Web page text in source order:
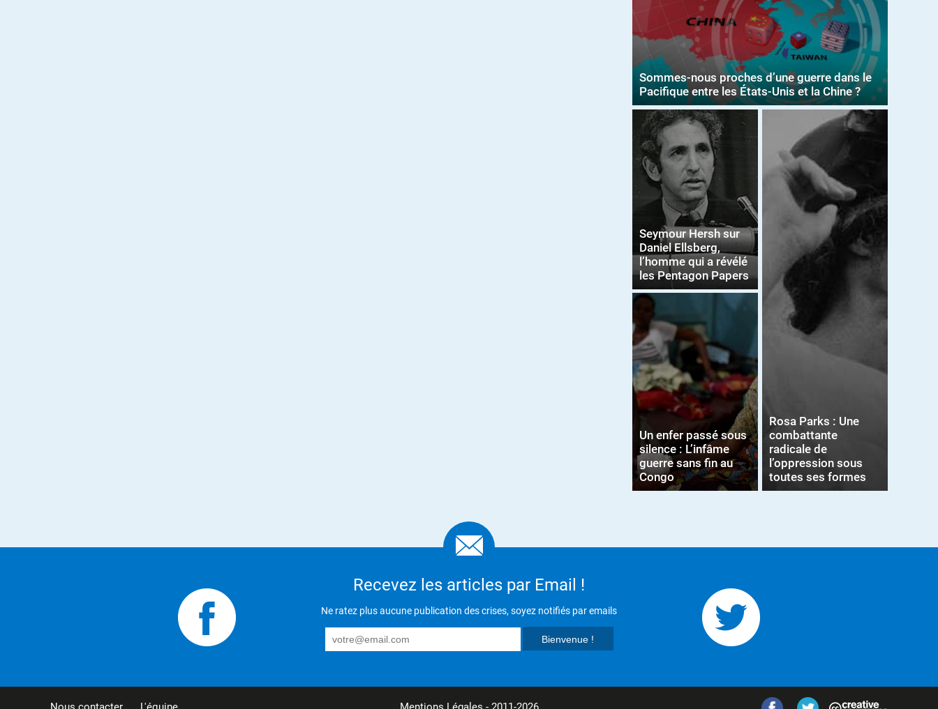
Sommes-nous proches d’une guerre dans le
Pacifique entre les États-Unis et la Chine ?
Seymour Hersh sur
Daniel Ellsberg,
l’homme qui a révélé
les Pentagon Papers
Un enfer passé sous
silence : L’infâme
guerre sans fin au
Congo
Rosa Parks : Une
combattante
radicale de
l’oppression sous
toutes ses formes
Recevez les articles par Email !
Ne ratez plus aucune publication des crises, soyez notifiés par emails